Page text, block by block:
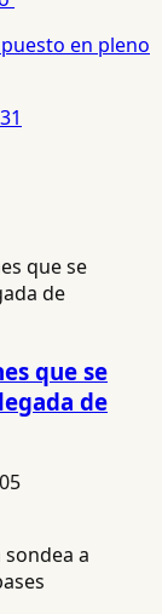
en pleno
que se
de